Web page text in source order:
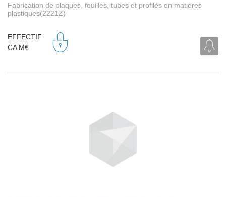
Fabrication de plaques, feuilles, tubes et profilés en matières
plastiques(2221Z)
EFFECTIF
CA M€